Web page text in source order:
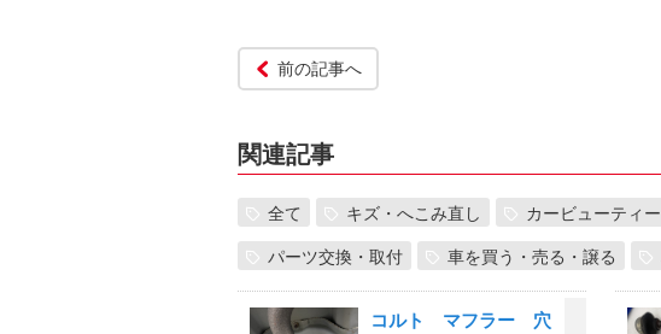
前の記事へ
関連記事
全て キズ・へこみ直し カービューティー
パーツ交換・取付 車を買う・売る・譲る
コルト マフラー 穴